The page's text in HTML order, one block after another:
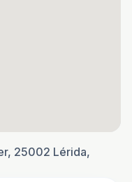
25002 Lérida,